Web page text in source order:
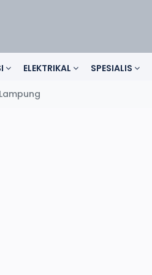
ELEKTRIKAL SPESIALIS